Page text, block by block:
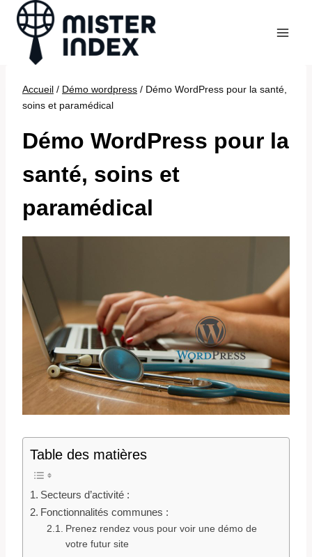
Aller
contenu
Accueil / Démo wordpress / Démo WordPress pour la santé,
soins et paramédical
Démo WordPress pour la
santé, soins et
paramédical
Table des matières
Secteurs d’activité :
Fonctionnalités communes :
Prenez rendez vous pour voir une démo de
votre futur site